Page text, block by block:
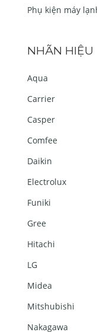
Phụ kiện máy
NHÃN HIỆU
Aqua
Carrier
Casper
Comfee
Daikin
Electrolux
Funiki
Gree
Hitachi
LG
Midea
Mitshubishi
Nakagawa